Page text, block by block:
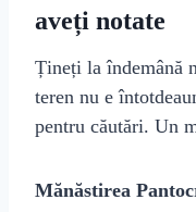
aveți notate
Țineți la îndemână
teren nu e
pentru căutări. Un
Mănăstirea